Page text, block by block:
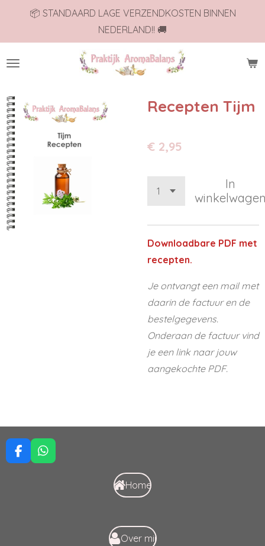
de
📦 STANDAARD LAGE VERZENDKOSTEN BINNEN
NEDERLAND!! 🚚
Recepten Tijm
€ 2,95
In
Downloadbare PDF met
recepten.
Je ontvangt een mail met
daarin de factuur en de
bestelgegevens.
Onderaan de factuur vind
je een link naar jouw
aangekochte PDF.
F
a
W
h
Home
Over mij